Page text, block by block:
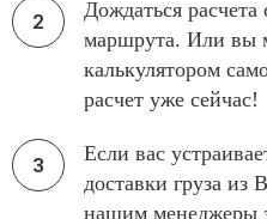
Дождаться
маршрута. Или вы
калькулятором
расчет уже сейчас!
Если вас
доставки груза из
нашим менеджеры